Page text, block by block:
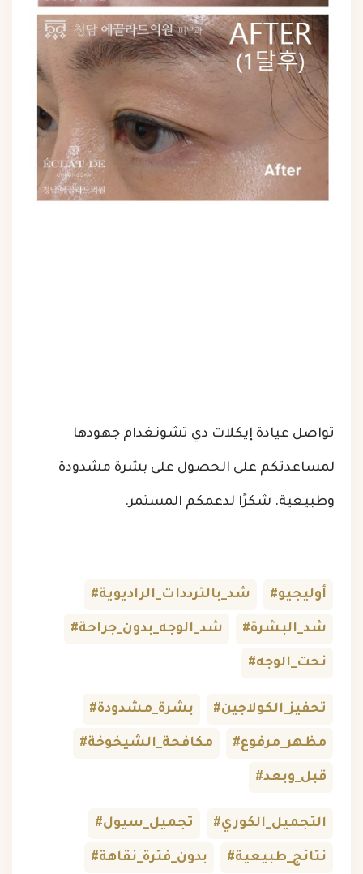
تواصل عيادة إيكلات دي تشونغدام جهودها
لمساعدتكم على الحصول على بشرة مشدودة
وطبيعية. شكرًا لدعمكم المستمر.
#أوليجيو #شد_بالترددات_الراديوية
#شد_البشرة #شد_الوجه_بدون_جراحة
#نحت_الوجه
#تحفيز_الكولاجين #بشرة_مشدودة
#مظهر_مرفوع #مكافحة_الشيخوخة
#قبل_وبعد
#التجميل_الكوري #تجميل_سيول
#نتائج_طبيعية #بدون_فترة_نقاهة